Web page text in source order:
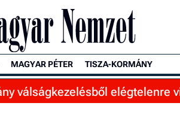
MAGYAR PÉTER TISZA-KORMÁNY
válságkezelésből elégtelenre